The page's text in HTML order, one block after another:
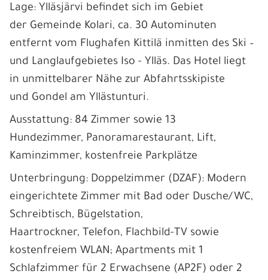
Lage: Ylläsjärvi befindet sich im Gebiet
der Gemeinde Kolari, ca. 30 Autominuten
entfernt vom Flughafen Kittilä inmitten des Ski –
und Langlaufgebietes Iso - Ylläs. Das Hotel liegt
in unmittelbarer Nähe zur Abfahrtsskipiste
und Gondel am Yllästunturi.
Ausstattung: 84 Zimmer sowie 13
Hundezimmer, Panoramarestaurant, Lift,
Kaminzimmer, kostenfreie Parkplätze
Unterbringung: Doppelzimmer (DZAF): Modern
eingerichtete Zimmer mit Bad oder Dusche/WC,
Schreibtisch, Bügelstation,
Haartrockner, Telefon, Flachbild-TV sowie
kostenfreiem WLAN; Apartments mit 1
Schlafzimmer für 2 Erwachsene (AP2F) oder 2